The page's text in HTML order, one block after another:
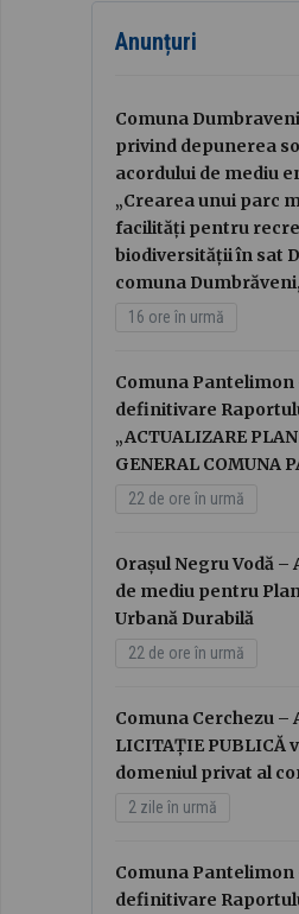
Anunțuri
Comuna
privind depunerea
acordului de mediu
„Crearea unui parc
facilități pentru
biodiversității în sat
comuna
16 ore în urmă
Comuna Pantelimon
definitivare
„ACTUALIZARE
GENERAL COMUNA
22 de ore în urmă
Orașul Negru Vodă
de mediu pentru
Urbană Durabilă
22 de ore în urmă
Comuna Cerchezu –
LICITAȚIE
domeniul privat al
2 zile în urmă
Comuna Pantelimon
definitivare